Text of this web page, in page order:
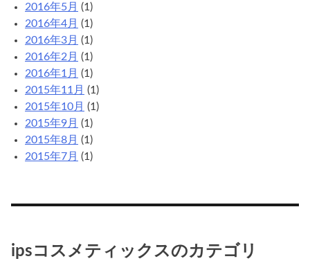
2016年5月 (1)
2016年4月 (1)
2016年3月 (1)
2016年2月 (1)
2016年1月 (1)
2015年11月 (1)
2015年10月 (1)
2015年9月 (1)
2015年8月 (1)
2015年7月 (1)
ipsコスメティックスのカテゴリ